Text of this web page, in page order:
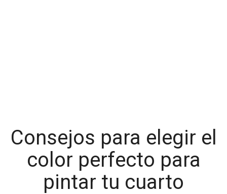
Consejos para elegir el
color perfecto para
pintar tu cuarto